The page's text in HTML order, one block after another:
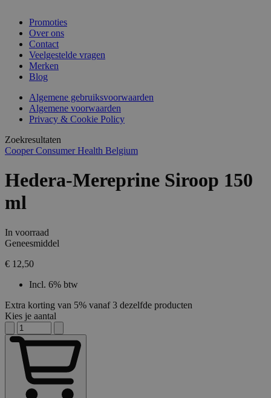
Promoties
Over ons
Contact
Veelgestelde vragen
Merken
Blog
Algemene gebruiksvoorwaarden
Algemene voorwaarden
Privacy & Cookie Policy
Zoekresultaten
Cooper Consumer Health Belgium
Hedera-Mereprine Siroop 150
ml
In voorraad
Geneesmiddel
€ 12,50
Incl. 6% btw
Extra korting van 5% vanaf 3 dezelfde producten
Kies je aantal